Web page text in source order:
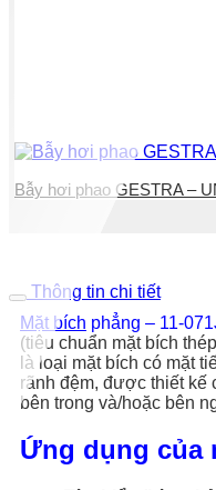
Bẫy hơi phao GESTRA –
Thông tin chi tiết
Mặt bích phẳng – 11-
(tiêu chuẩn mặt bích
là loại mặt bích có mặt
rãnh đệm, được thiết kế
bên trong và/hoặc bên
Ứng dụng của